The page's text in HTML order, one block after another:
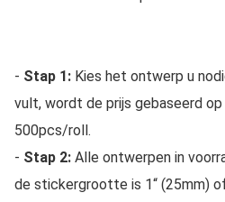
- Stap 1: Kies het ontwerp u
vult, wordt de prijs gebaseerd
500pcs/roll.
- Stap 2: Alle ontwerpen in
de stickergrootte is 1“ (25mm)